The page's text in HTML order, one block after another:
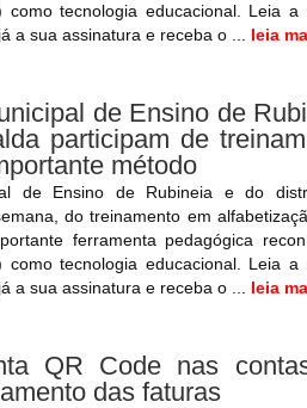
como tecnologia educacional. Leia a
a sua assinatura e receba o ... leia
de Ensino de
participam de
método
de Ensino de Rubineia e do
do treinamento em
ferramenta pedagógica
como tecnologia educacional. Leia a
a sua assinatura e receba o ... leia
QR Code nas
das faturas